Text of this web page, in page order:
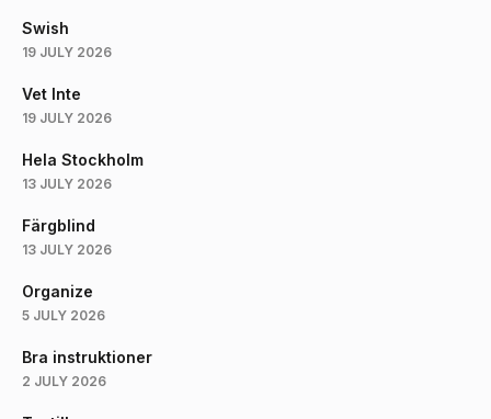
Swish
19 JULY 2026
Vet Inte
19 JULY 2026
Hela Stockholm
13 JULY 2026
Färgblind
13 JULY 2026
Organize
5 JULY 2026
Bra instruktioner
2 JULY 2026